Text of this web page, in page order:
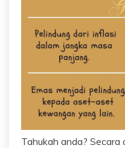
Tahukah anda? Secara